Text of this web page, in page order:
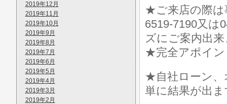
2019年12月
2019年11月
2019年10月
2019年9月
2019年8月
2019年7月
2019年6月
2019年5月
2019年4月
2019年3月
2019年2月
★ご来店の際は
6519-7190又は
ズにご案内出
★完全アポイ
★自社ローン、
単に結果が出